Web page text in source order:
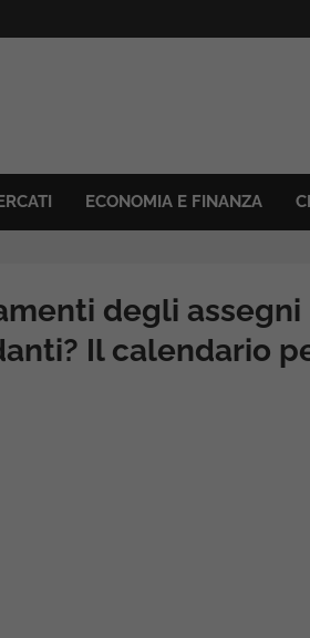
ECONOMIA E FINANZA
degli assegni
Il calendario